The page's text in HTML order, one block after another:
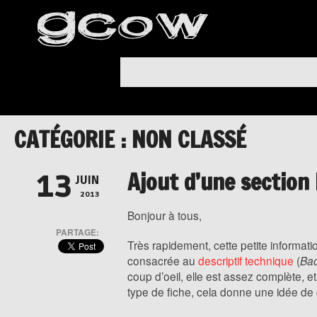
CATÉGORIE : NON CLASSÉ
13 JUIN
2013
PARTAGE:
Ajout d’une section
Bonjour à tous,
Très rapidement, cette petite
consacrée au descriptif technique (
coup d’oeil, elle est assez complète,
type de fiche, cela donne une idée